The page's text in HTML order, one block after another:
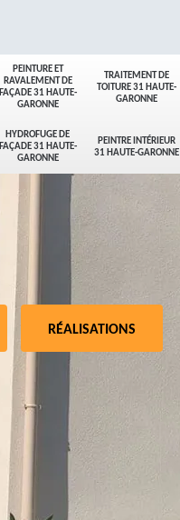
PEINTURE ET
RAVALEMENT DE
FAÇADE 31 HAUTE-
GARONNE
TRAITEMENT DE
TOITURE 31 HAUTE-
GARONNE
HYDROFUGE DE
FAÇADE 31 HAUTE-
GARONNE
PEINTRE INTÉRIEUR
31 HAUTE-GARONNE
RÉALISATIONS